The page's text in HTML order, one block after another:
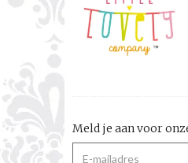
Meld je aan voor